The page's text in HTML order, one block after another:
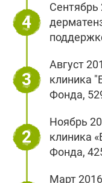
4
Сентябрь
3
Август
клиника
Фонда,
2
Ноябрь
клиника
Фонда,
Март